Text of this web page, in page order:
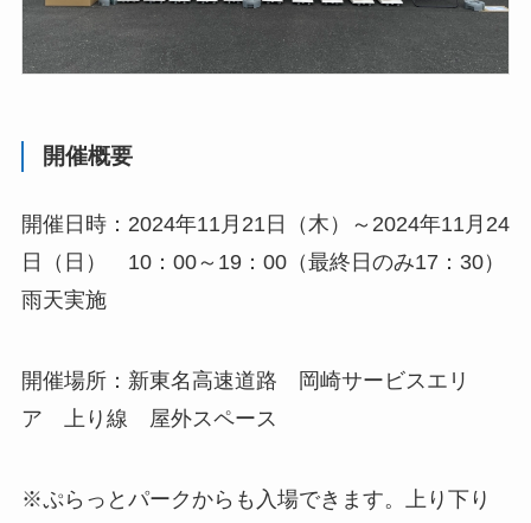
開催概要
開催日時：2024年11月21日（木）～2024年11月24
日（日） 10：00～19：00（最終日のみ17：30）
雨天実施
開催場所：新東名高速道路 岡崎サービスエリ
ア 上り線 屋外スペース
※ぷらっとパークからも入場できます。上り下り